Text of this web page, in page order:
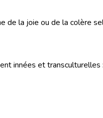
la joie ou de la colère
innées et transculturelles :